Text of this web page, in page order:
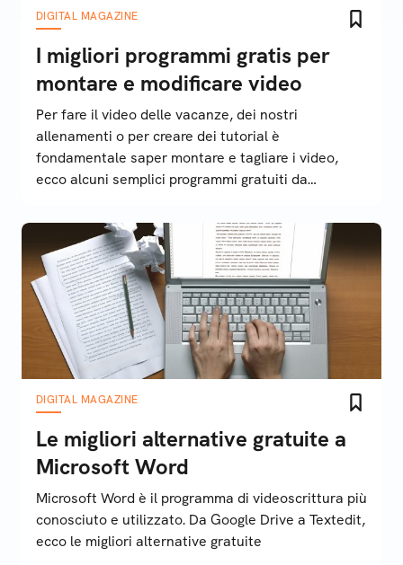
DIGITAL MAGAZINE
I migliori programmi gratis per
montare e modificare video
Per fare il video delle vacanze, dei nostri
allenamenti o per creare dei tutorial è
fondamentale saper montare e tagliare i video,
ecco alcuni semplici programmi gratuiti da
con i video online
DIGITAL MAGAZINE
Le migliori alternative gratuite a
Microsoft Word
Microsoft Word è il programma di videoscrittura più
conosciuto e utilizzato. Da Google Drive a Textedit,
ecco le migliori alternative gratuite